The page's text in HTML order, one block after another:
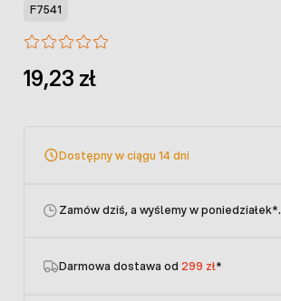
F7541
19,23 zł
Dostępny w ciągu 14 dni
Zamów dziś, a wyślemy w poniedziałek*.
Darmowa dostawa od 299 zł*